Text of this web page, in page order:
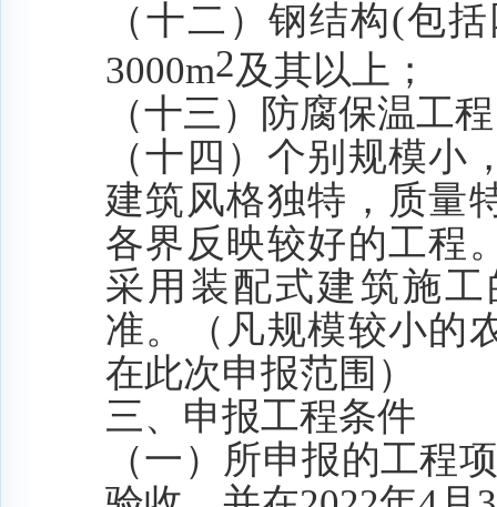
（十二）钢结构(包
3000m2及其以上；
（十三）防腐保温工
（十四）个别规模
建筑风格独特，质量
各界反映较好的工程
采用装配式建筑施
准。
（凡规模较小的
在此次申报范围）
三、申报工程条件
（一）所申报的工程